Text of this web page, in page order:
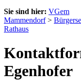
Sie sind hier: VGem
Mammendorf>
Rathaus
Egenhofer